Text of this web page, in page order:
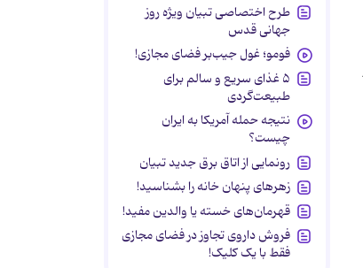
طرح اختصاصی تبیان ویژه روز
جهانی قدس
فومو؛ غول جیب‌بر فضای مجازی!
۵ غذای سریع و سالم برای
طبیعت‌گردی
نتیجه حمله آمریکا به ایران
چیست؟
رونمایی از اتاق برق جدید تبیان
زهرهای پنهان خانه را بشناسید!
قهرمان‌های خسته یا والدین مفید!
فروش داروی تجاوز در فضای مجازی
فقط با یک کلیک!